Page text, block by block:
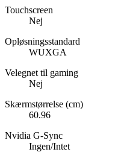
Touchscreen
Nej
Opløsningsstandard
WUXGA
Velegnet til gaming
Nej
Skærmstørrelse (cm)
60.96
Nvidia G-Sync
Ingen/Intet